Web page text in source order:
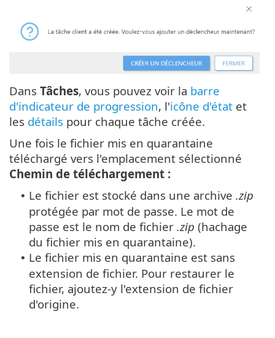
Dans Tâches, vous pouvez voir la barre
d'indicateur de progression, l'icône d'état et
les détails pour chaque tâche créée.
Une fois le fichier mis en quarantaine
téléchargé vers l'emplacement sélectionné
Chemin de téléchargement :
• Le fichier est stocké dans une archive .zip
protégée par mot de passe. Le mot de
passe est le nom de fichier .zip (hachage
du fichier mis en quarantaine).
• Le fichier mis en quarantaine est sans
extension de fichier. Pour restaurer le
fichier, ajoutez-y l'extension de fichier
d'origine.